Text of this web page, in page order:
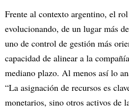
Frente al contexto argentino, el
evolucionando, de un lugar más
uno de control de gestión más
capacidad de alinear a la
mediano plazo. Al menos así lo
“La asignación de recursos es
monetarios, sino otros activos de